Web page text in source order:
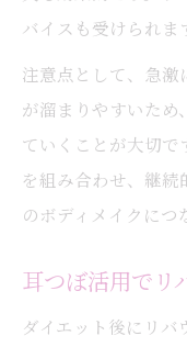
バイスも受けられま
注意点として、急激
が溜まりやすいため
ていくことが大切で
を組み合わせ、継
のボディメイクにつ
耳つぼ活用でリ
ダイエット後にリバ